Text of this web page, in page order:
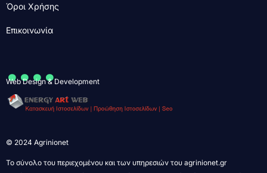
Όροι Χρήσης
Επικοινωνία
....
Web Design & Development
© 2024 Agrinionet
Το σύνολο του περιεχομένου και των υπηρεσιών του agrinionet.gr